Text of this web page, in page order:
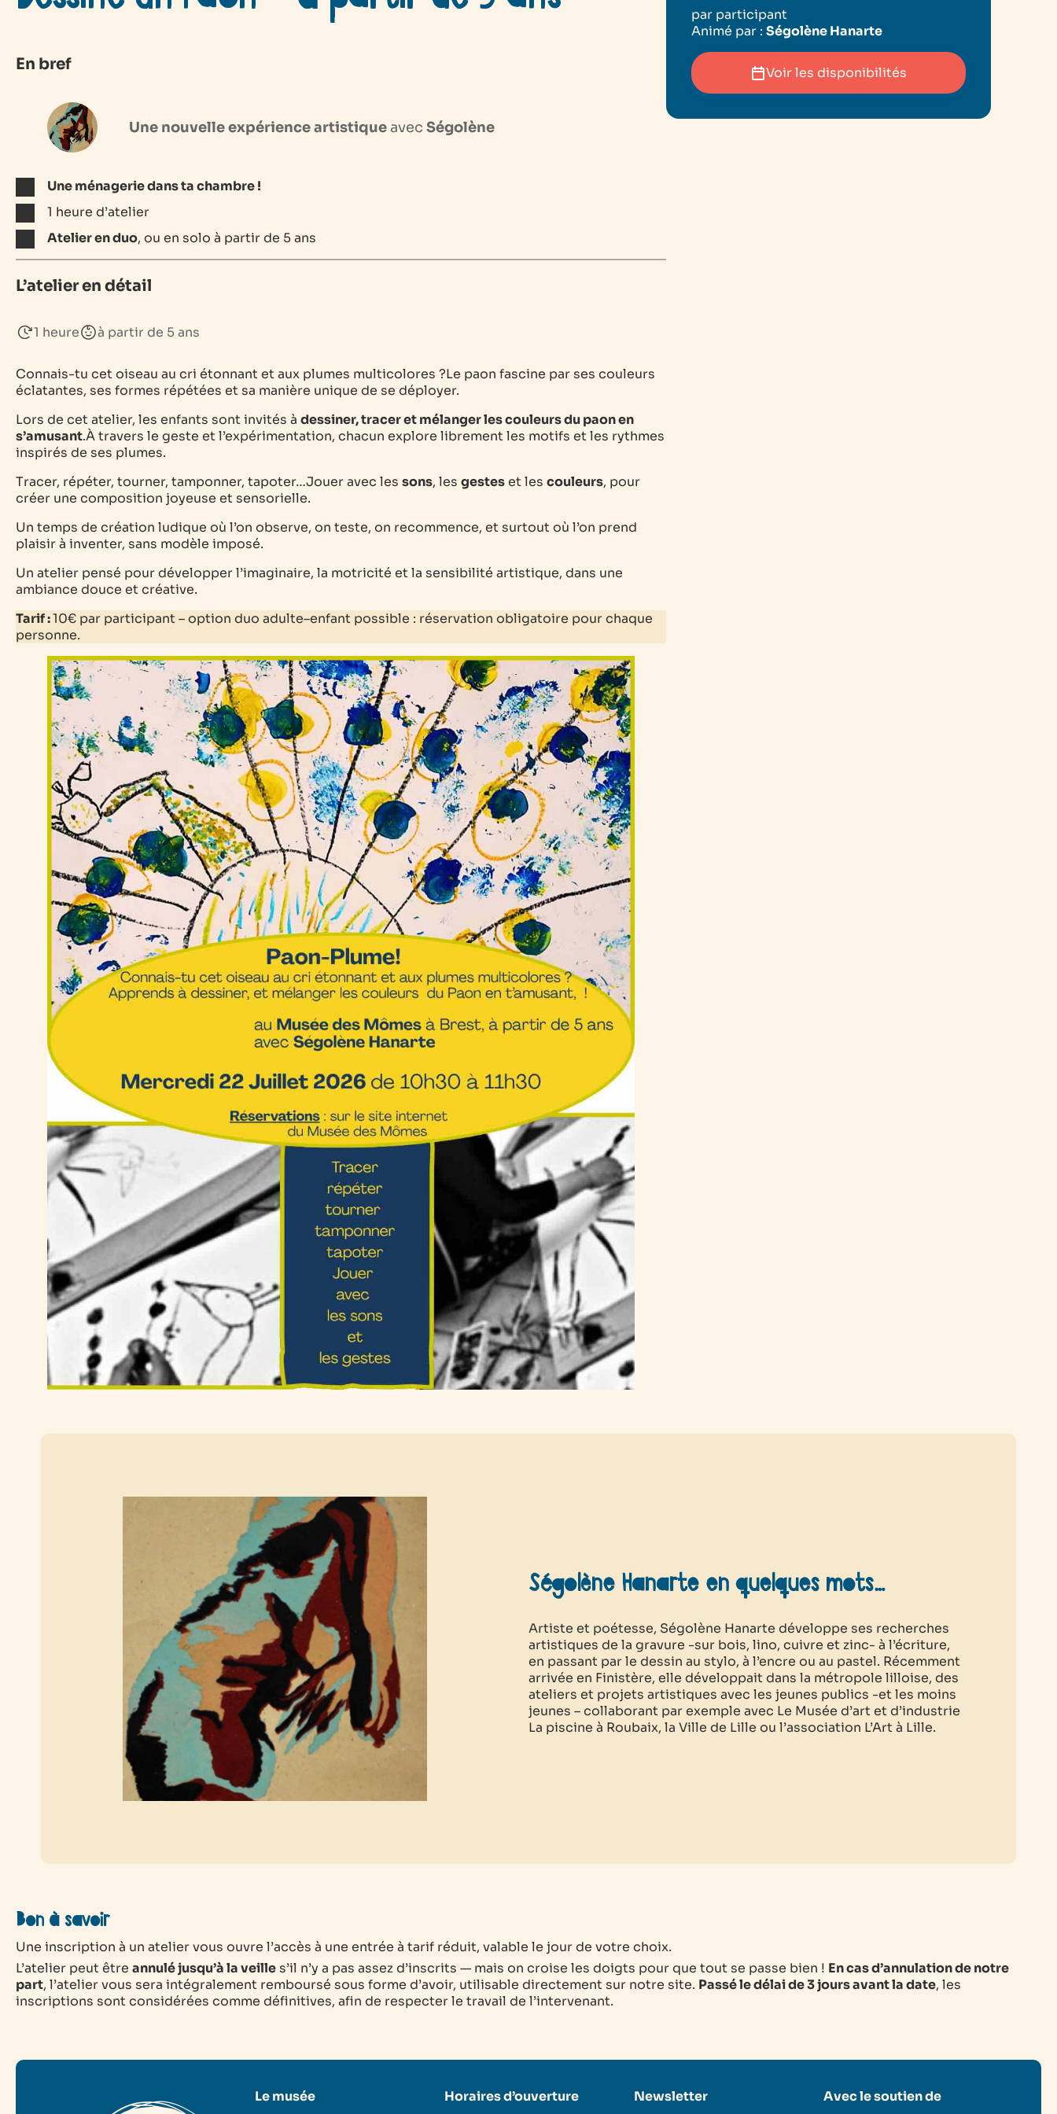
En bref
Une nouvelle expérience artistique avec Ségolène
Une ménagerie dans ta chambre !
1 heure d’atelier
Atelier en duo, ou en solo à partir de 5 ans
L’atelier en détail
1 heure à partir de 5 ans
Connais-tu cet oiseau au cri étonnant et aux plumes multicolores ?Le paon fascine par ses couleurs
éclatantes, ses formes répétées et sa manière unique de se déployer.
Lors de cet atelier, les enfants sont invités à dessiner, tracer et mélanger les couleurs du paon en
s’amusant.À travers le geste et l’expérimentation, chacun explore librement les motifs et les rythmes
inspirés de ses plumes.
Tracer, répéter, tourner, tamponner, tapoter…Jouer avec les sons, les gesteset les couleurs, pour
créer une composition joyeuse et sensorielle.
Un temps de création ludique où l’on observe, on teste, on recommence, et surtout où l’on prend
plaisir à inventer, sans modèle imposé.
Un atelier pensé pour développer l’imaginaire, la motricité et la sensibilité artistique, dans une
ambiance douce et créative.
Tarif :10€ par participant –option duo adulte–enfant possible : réservation obligatoire pour chaque
personne.
par participant
Animé par : Ségolène Hanarte
Voir les disponibilités
Ségolène Hanarte en quelques mots…
Artiste et poétesse, Ségolène Hanarte développe ses recherches
artistiques de la gravure -sur bois, lino, cuivre et zinc- à l’écriture,
en passant par le dessin au stylo, à l’encre ou au pastel. Récemment
arrivée en Finistère, elle développait dans la métropole lilloise, des
ateliers et projets artistiques avec les jeunes publics -et les moins
jeunes – collaborant par exemple avec Le Musée d’art et d’industrie
La piscine à Roubaix, la Ville de Lille ou l’association L’Art à Lille.
Bon à savoir
Une inscription à un atelier vous ouvre l’accès à une entrée à tarif réduit, valable le jour de votre choix.
L’atelier peut être annulé jusqu’à la veille s’il n’y a pas assez d’inscrits — mais on croise les doigts pour que tout se passe bien ! En cas d’annulation de notre
part, l’atelier vous sera intégralement remboursé sous forme d’avoir, utilisable directement sur notre site. Passé le délai de 3 jours avant la date, les
inscriptions sont considérées comme définitives, afin de respecter le travail de l’intervenant.
Le musée Horaires d’ouverture Newsletter Avec le soutien de